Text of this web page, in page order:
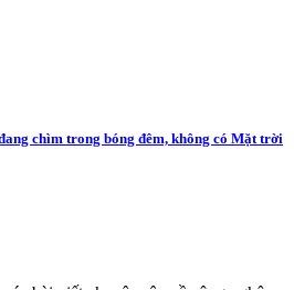
chìm trong bóng đêm, không có Mặt trời